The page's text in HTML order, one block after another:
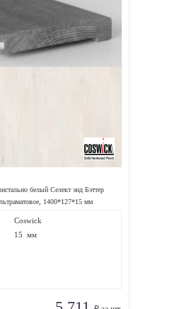
белый Селект энд Бэттер
1400*127*15 мм
Coswick
15 мм